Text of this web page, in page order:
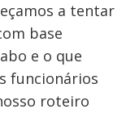
a tentar
base
e o que
funcionários
roteiro